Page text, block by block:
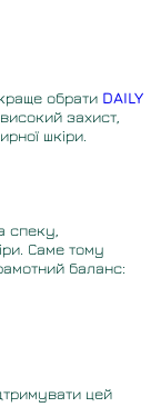
обрати DAILY
захист,
шкіри.
спеку,
Саме тому
баланс:
цей